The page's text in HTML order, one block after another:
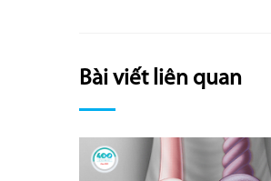
Bài viết liên quan